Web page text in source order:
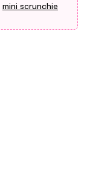
mini scrunchie